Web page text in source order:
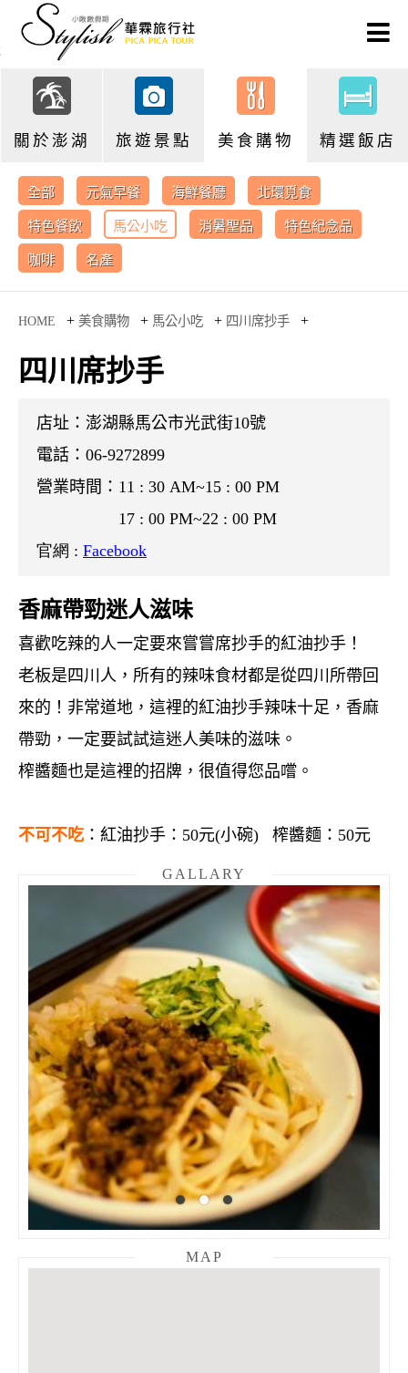
關於澎湖 旅遊景點 美食購物 精選飯店
全部 元氣早餐 海鮮餐廳 北環覓食
特色餐飲 馬公小吃 消暑聖品 特色紀念品
咖啡 名產
HOME + 美食購物 + 馬公小吃 + 四川席抄手 +
四川席抄手
店址：澎湖縣馬公市光武街10號
電話： 06-9272899
營業時間： 11 : 30 AM~15 : 00 PM
17 : 00 PM~22 : 00 PM
官網 : Facebook
香麻帶勁迷人滋味
喜歡吃辣的人一定要來嘗嘗席抄手的紅油抄手！
老板是四川人，所有的辣味食材都是從四川所帶回
來的！非常道地， 這裡的紅油抄手辣味十足，香麻
帶勁，一定要試試這迷人美味的滋味。
榨醬麵也是這裡的招牌，很值得您品嚐。
不可不吃： 紅油抄手： 50元(小碗) 榨醬麵： 50元
GALLARY
MAP